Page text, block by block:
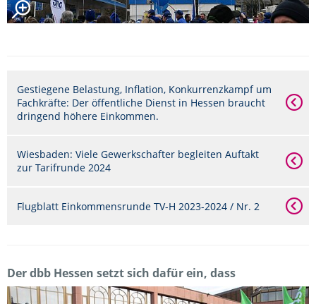
Gestiegene Belastung, Inflation, Konkurrenzkampf um
Fachkräfte: Der öffentliche Dienst in Hessen braucht
dringend höhere Einkommen.
Wiesbaden: Viele Gewerkschafter begleiten Auftakt
zur Tarifrunde 2024
Flugblatt Einkommensrunde TV-H 2023-2024 / Nr. 2
Der dbb Hessen setzt sich dafür ein, dass